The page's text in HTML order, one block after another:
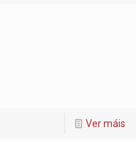
Ver máis